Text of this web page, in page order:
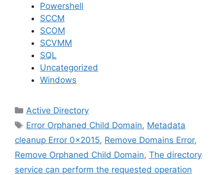
Powershell
SCCM
SCOM
SCVMM
SQL
Uncategorized
Windows
Kategoriler
Active Directory
Etiketler
Error Orphaned Child Domain, Metadata
cleanup Error 0x2015, Remove Domains Error,
Remove Orphaned Child Domain, The directory
service can perform the requested operation